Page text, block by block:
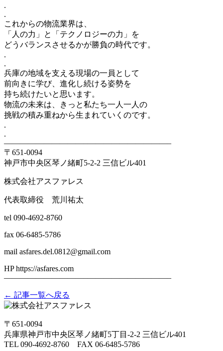
.
.
これからの物流業界は、
「人の力」と「テクノロジーの力」を
どうバランスさせるかが勝負の時代です。
.
.
兵庫の地域を支える現場の一員として
前向きに学び、進化し続ける姿勢を
持ち続けたいと思います。
物流の未来は、きっと私たち一人一人の
挑戦の積み重ねから生まれていくのです。
.
.
——————————–——————————–
〒651-0094
神戸市中央区琴ノ緒町5-2-2 三信ビル401
株式会社アスファレス
代表取締役 荒川祐太
tel 090-4692-8760
fax 06-6485-5786
mail asfares.del.0812@gmail.com
HP https://asfares.com
——————————–——————————–
← 記事一覧へ戻る
〒651-0094
兵庫県神戸市中央区琴ノ緒町5丁目-2-2 三信ビル401
TEL 090-4692-8760 FAX 06-6485-5786